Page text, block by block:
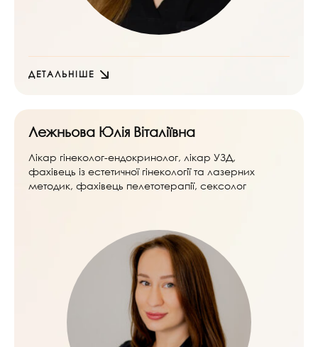
ДЕТАЛЬНІШЕ
Лежньова Юлія Віталіївна
Лікар гінеколог-ендокринолог, лікар УЗД,
фахівець із естетичної гінекології та лазерних
методик, фахівець пелетотерапії, сексолог